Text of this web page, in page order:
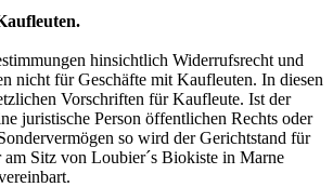
hinsichtlich Widerrufsrecht und
nicht für Geschäfte mit Kaufleuten. In diesen
Vorschriften für Kaufleute. Ist der
juristische Person öffentlichen Rechts oder
so wird der Gerichtstand für
am Sitz von Loubier´s Biokiste in Marne